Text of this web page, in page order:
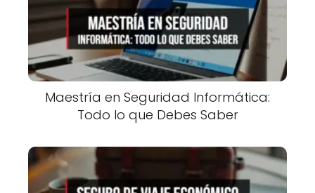
Maestría en Seguridad Informática:
Todo lo que Debes Saber